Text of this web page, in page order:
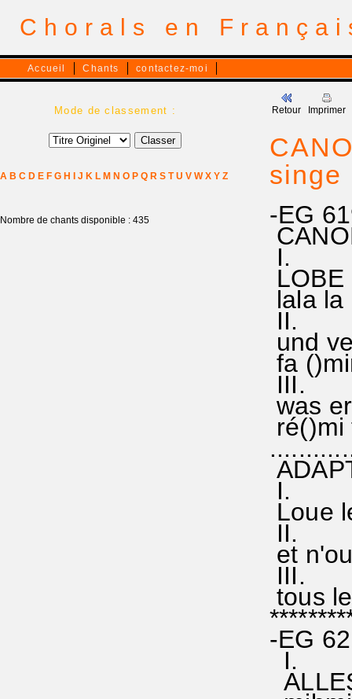
Chorals en
Accueil Chants contactez-moi
Mode de classement :
A B C D E F G H J K L M N O P Q R S T U V W X Y Z
Nombre de chants disponible : 435
Retour Imprimer
singe
-EG
I.
LOBE
lala la
II.
und
fa
III.
was
ré()mi
I.
Loue
II.
et
III.
tous
-EG
I.